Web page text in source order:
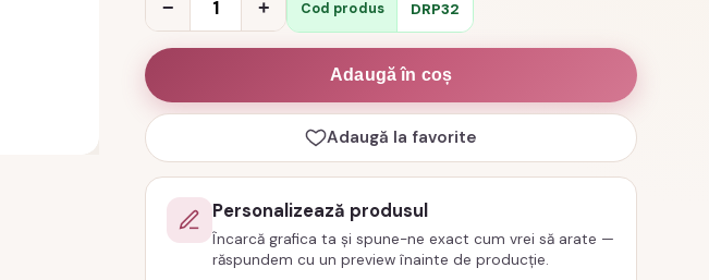
−
Cana
Născut
să
pescuiesc,
cod
produs
DRP32
+ Cod produs DRP32
Adaugă în coș
Adaugă la favorite
Personalizează produsul
Încarcă grafica ta și spune-ne exact cum vrei să arate —
răspundem cu un preview înainte de producție.